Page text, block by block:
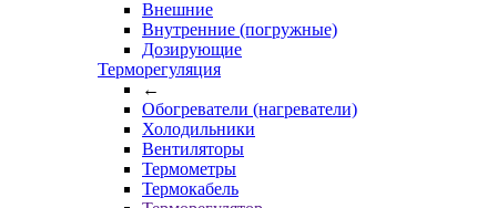
Внешние
Внутренние (погружные)
Дозирующие
Терморегуляция
←
Обогреватели (нагреватели)
Холодильники
Вентиляторы
Термометры
Термокабель